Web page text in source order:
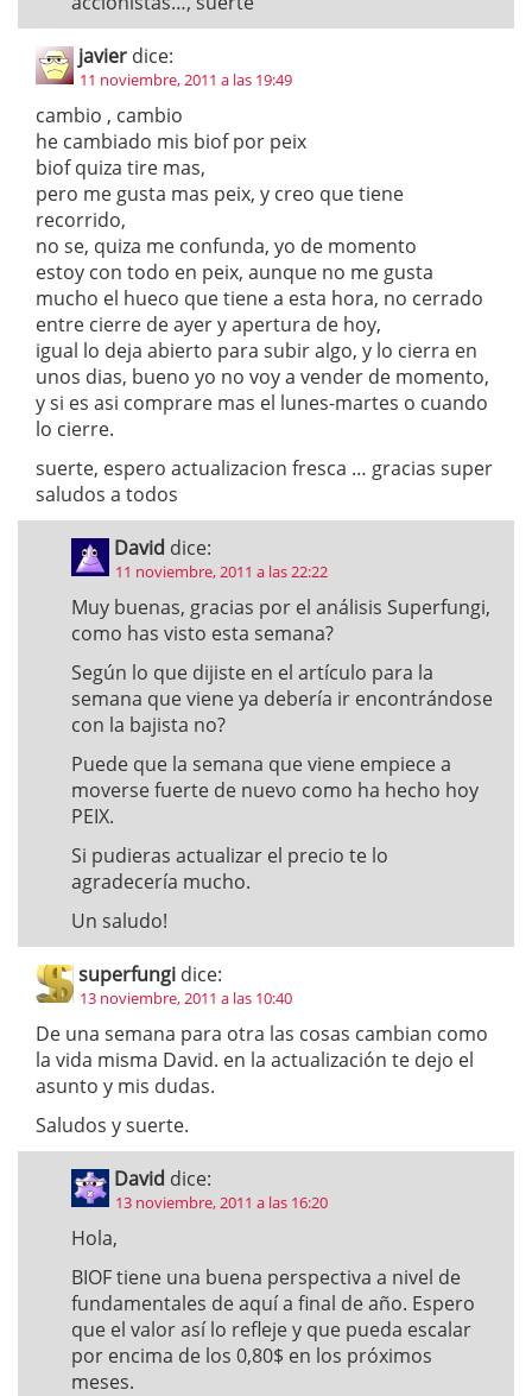
javier dice:
11 noviembre, 2011 a las 19:49
cambio , cambio
he cambiado mis biof por peix
biof quiza tire mas,
pero me gusta mas peix, y creo que tiene
recorrido,
no se, quiza me confunda, yo de momento
estoy con todo en peix, aunque no me gusta
mucho el hueco que tiene a esta hora, no cerrado
entre cierre de ayer y apertura de hoy,
igual lo deja abierto para subir algo, y lo cierra en
unos dias, bueno yo no voy a vender de momento,
y si es asi comprare mas el lunes-martes o cuando
lo cierre.
suerte, espero actualizacion fresca … gracias super
saludos a todos
David dice:
11 noviembre, 2011 a las 22:22
Muy buenas, gracias por el análisis Superfungi,
como has visto esta semana?
Según lo que dijiste en el artículo para la
semana que viene ya debería ir encontrándose
con la bajista no?
Puede que la semana que viene empiece a
moverse fuerte de nuevo como ha hecho hoy
PEIX.
Si pudieras actualizar el precio te lo
agradecería mucho.
Un saludo!
superfungi dice:
13 noviembre, 2011 a las 10:40
De una semana para otra las cosas cambian como
la vida misma David. en la actualización te dejo el
asunto y mis dudas.
Saludos y suerte.
David dice:
13 noviembre, 2011 a las 16:20
Hola,
BIOF tiene una buena perspectiva a nivel de
fundamentales de aquí a final de año. Espero
que el valor así lo refleje y que pueda escalar
por encima de los 0,80$ en los próximos
meses.